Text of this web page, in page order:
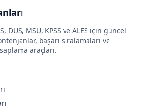
DUS, MSÜ, KPSS ve ALES için güncel
başarı sıralamaları ve
araçları.